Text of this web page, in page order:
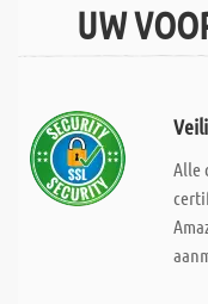
UW
Alle